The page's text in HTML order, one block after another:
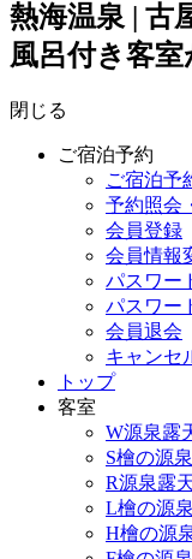
熱海温泉 | 古
風呂付き客
閉じる
ご宿泊予約
ご宿泊予
予約照会
会員登録
会員情報
パスワー
パスワー
会員退会
キャンセ
トップ
客室
W源泉露
S檜の源
R源泉露
L檜の源
H檜の源